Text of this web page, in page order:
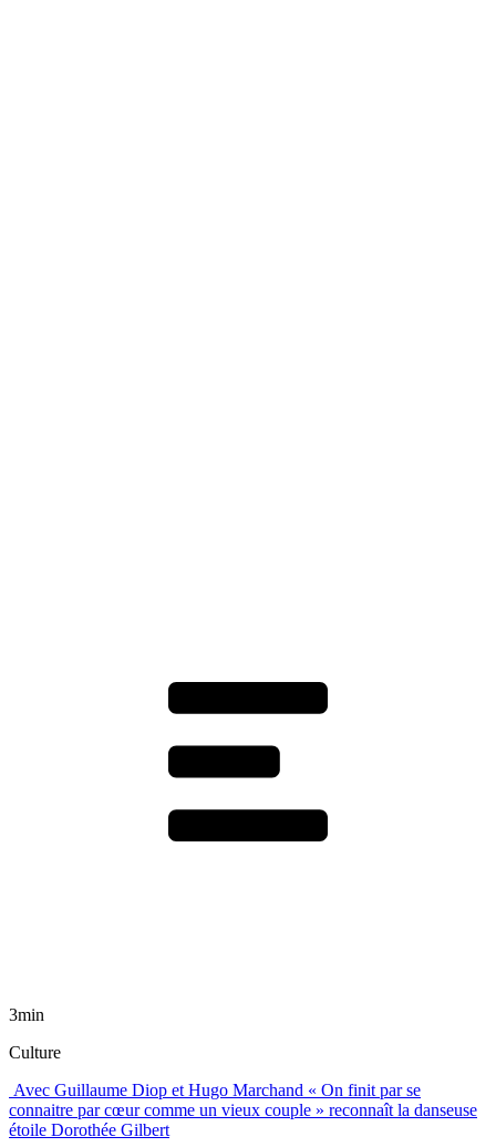
3min
Culture
Avec Guillaume Diop et Hugo Marchand « On finit par se
connaitre par cœur comme un vieux couple » reconnaît la danseuse
étoile Dorothée Gilbert